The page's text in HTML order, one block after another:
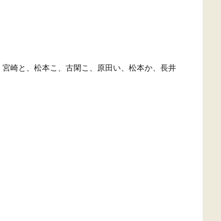
崎と、松本こ、古閑こ、原田い、松本か、長井